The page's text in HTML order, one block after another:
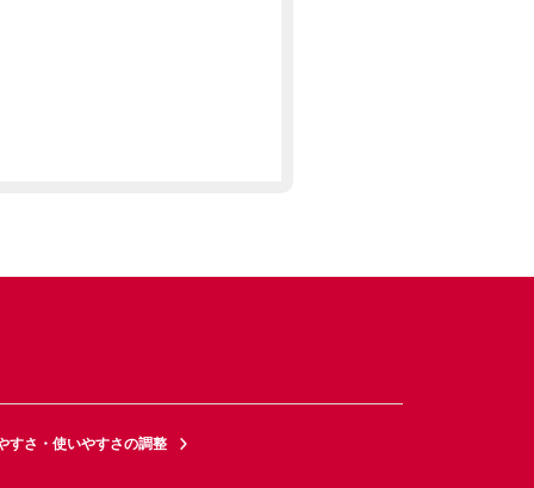
すさ・使いやすさの調整